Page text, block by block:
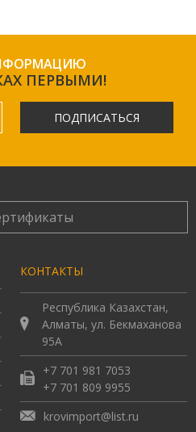
ПЕРВЫМИ!
ПОДПИСАТЬСЯ
КОНТАКТЫ
Республика Казахстан,
Алматы, ул. Бекмаханова
95А
+7 701 981 7053
+7 701 809 9955
krovimport@list.ru